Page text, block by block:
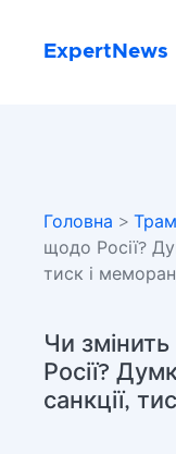
ExpertNews
Головна >
щодо Росії?
тиск і
Чи
Росії?
санкції,